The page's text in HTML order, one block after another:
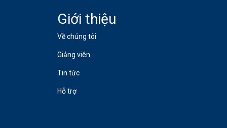
Giới thiệu
Về chúng tôi
Giảng viên
Tin tức
Hỗ trợ